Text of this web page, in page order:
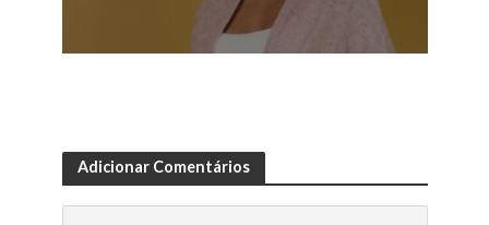
Adicionar Comentários